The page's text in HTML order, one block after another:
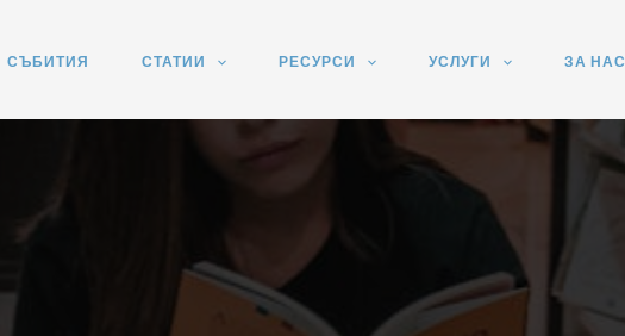
СЪБИТИЯ СТАТИИ РЕСУРСИ УСЛУГИ ЗА НАС